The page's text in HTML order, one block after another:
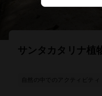
サンタカタリナ植
自然の中でのアクティビティ